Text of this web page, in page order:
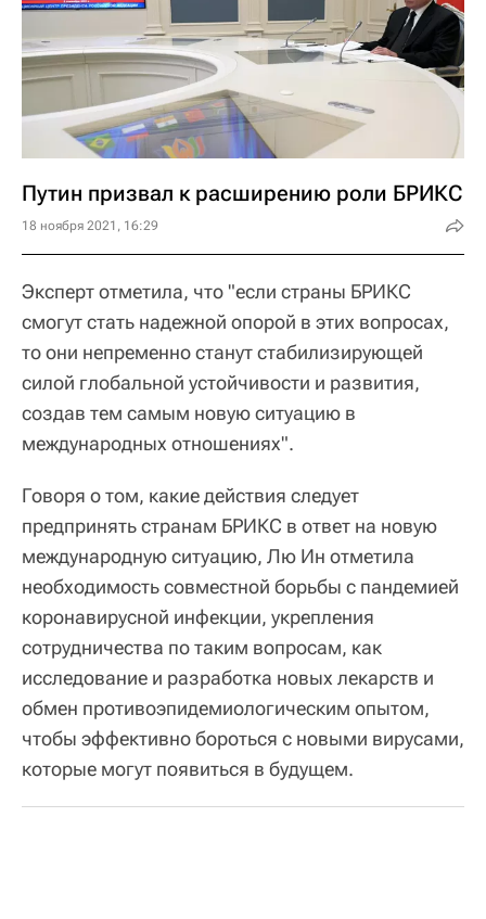
Путин призвал к расширению роли БРИКС
18 ноября 2021, 16:29
Эксперт отметила, что "если страны БРИКС
смогут стать надежной опорой в этих вопросах,
то они непременно станут стабилизирующей
силой глобальной устойчивости и развития,
создав тем самым новую ситуацию в
международных отношениях".
Говоря о том, какие действия следует
предпринять странам БРИКС в ответ на новую
международную ситуацию, Лю Ин отметила
необходимость совместной борьбы с пандемией
коронавирусной инфекции, укрепления
сотрудничества по таким вопросам, как
исследование и разработка новых лекарств и
обмен противоэпидемиологическим опытом,
чтобы эффективно бороться с новыми вирусами,
которые могут появиться в будущем.